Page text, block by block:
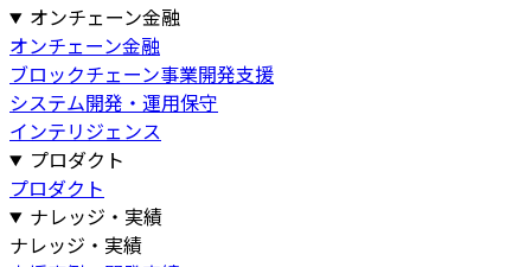
オンチェーン金融
オンチェーン金融
ブロックチェーン事業開発支援
システム開発・運用保守
インテリジェンス
プロダクト
プロダクト
ナレッジ・実績
ナレッジ・実績